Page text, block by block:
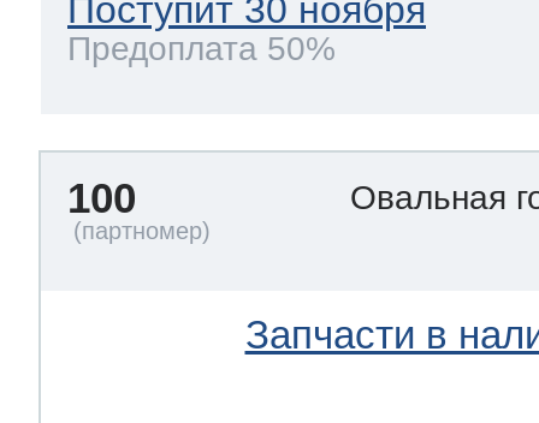
Поступит 30 ноября
Предоплата 50%
100 Овальная
Запчасти в